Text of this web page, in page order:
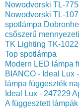
Nowodvorski TL-
Nowodvorski TL-
spotlámpa
csőszerű
TK Lighting TK-
Top spotlámpa
Modern LED lámpa
BIANCO - Ideal Lux
lámpa függeszték
Ideal Lux - 247229
A függesztett